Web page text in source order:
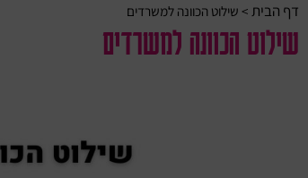
דף הבית > שילוט הכוונה למשרדים
שילוט הכוונה למשרדים